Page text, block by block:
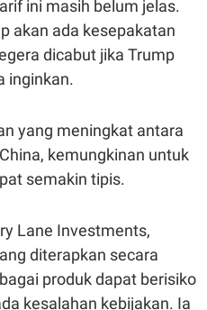
ini masih belum jelas.
akan ada kesepakatan
dicabut jika Trump
inginkan.
yang meningkat antara
kemungkinan untuk
semakin tipis.
Lane Investments,
diterapkan secara
produk dapat berisiko
kesalahan kebijakan. Ia